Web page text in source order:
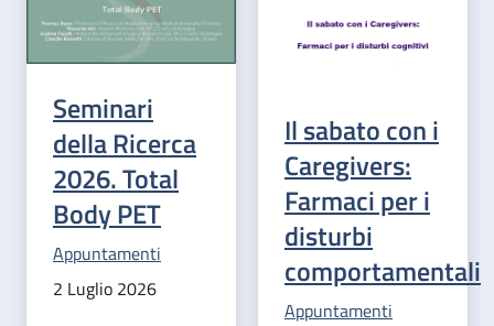
Seminari
della Ricerca
2026. Total
Body PET
Categoria correlata:
Appuntamenti
2 Luglio 2026
Il sabato con i
Caregivers:
Farmaci per i
disturbi
comportamentali
Categoria correlata:
Appuntamenti